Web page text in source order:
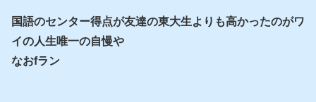
国語のセンター得点が友達の東大生よりも高かったのがワ
イの人生唯一の自慢や
なおfラン